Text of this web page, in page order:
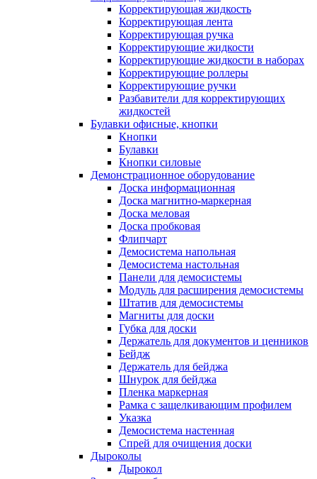
Корректирующая жидкость
Корректирующая лента
Корректирующая ручка
Корректирующие жидкости
Корректирующие жидкости в наборах
Корректирующие роллеры
Корректирующие ручки
Разбавители для корректирующих
жидкостей
Булавки офисные, кнопки
Кнопки
Булавки
Кнопки силовые
Демонстрационное оборудование
Доска информационная
Доска магнитно-маркерная
Доска меловая
Доска пробковая
Флипчарт
Демосистема напольная
Демосистема настольная
Панели для демосистемы
Модуль для расширения демосистемы
Штатив для демосистемы
Магниты для доски
Губка для доски
Держатель для документов и ценников
Бейдж
Держатель для бейджа
Шнурок для бейджа
Пленка маркерная
Рамка с защелкивающим профилем
Указка
Демосистема настенная
Спрей для очищения доски
Дыроколы
Дырокол